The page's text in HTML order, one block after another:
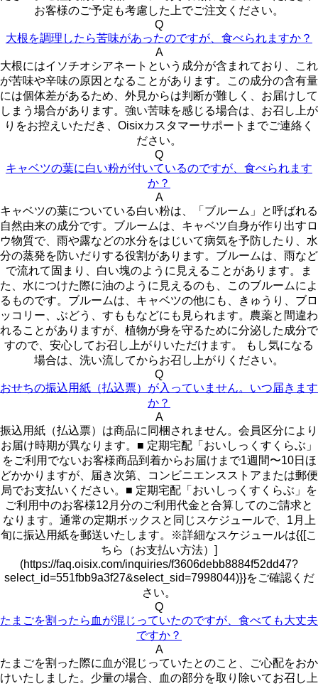
お客様のご予定も考慮した上でご注文ください。
Q
大根を調理したら苦味があったのですが、食べられますか？
A
大根にはイソチオシアネートという成分が含まれており、これ
が苦味や辛味の原因となることがあります。この成分の含有量
には個体差があるため、外見からは判断が難しく、お届けして
しまう場合があります。強い苦味を感じる場合は、お召し上が
りをお控えいただき、Oisixカスタマーサポートまでご連絡く
ださい。
Q
キャベツの葉に白い粉が付いているのですが、食べられます
か？
A
キャベツの葉についている白い粉は、「ブルーム」と呼ばれる
自然由来の成分です。ブルームは、キャベツ自身が作り出すロ
ウ物質で、雨や露などの水分をはじいて病気を予防したり、水
分の蒸発を防いだりする役割があります。ブルームは、雨など
で流れて固まり、白い塊のように見えることがあります。ま
た、水につけた際に油のように見えるのも、このブルームによ
るものです。ブルームは、キャベツの他にも、きゅうり、ブロ
ッコリー、ぶどう、すももなどにも見られます。農薬と間違わ
れることがありますが、植物が身を守るために分泌した成分で
すので、安心してお召し上がりいただけます。 もし気になる
場合は、洗い流してからお召し上がりください。
Q
おせちの振込用紙（払込票）が入っていません。いつ届きます
か？
A
振込用紙（払込票）は商品に同梱されません。会員区分により
お届け時期が異なります。■ 定期宅配「おいしっくすくらぶ」
をご利用でないお客様商品到着からお届けまで1週間〜10日ほ
どかかりますが、届き次第、コンビニエンスストアまたは郵便
局でお支払いください。■ 定期宅配「おいしっくすくらぶ」を
ご利用中のお客様12月分のご利用代金と合算してのご請求と
なります。通常の定期ボックスと同じスケジュールで、1月上
旬に振込用紙を郵送いたします。※詳細なスケジュールは{{[こ
ちら（お支払い方法）]
(https://faq.oisix.com/inquiries/f3606debb8884f52dd47?
select_id=551fbb9a3f27&select_sid=7998044)}}をご確認くだ
さい。
Q
たまごを割ったら血が混じっていたのですが、食べても大丈夫
ですか？
A
たまごを割った際に血が混じっていたとのこと、ご心配をおか
けいたしました。少量の場合、血の部分を取り除いてお召し上